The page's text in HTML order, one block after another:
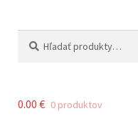
0.00 € 0 produktov